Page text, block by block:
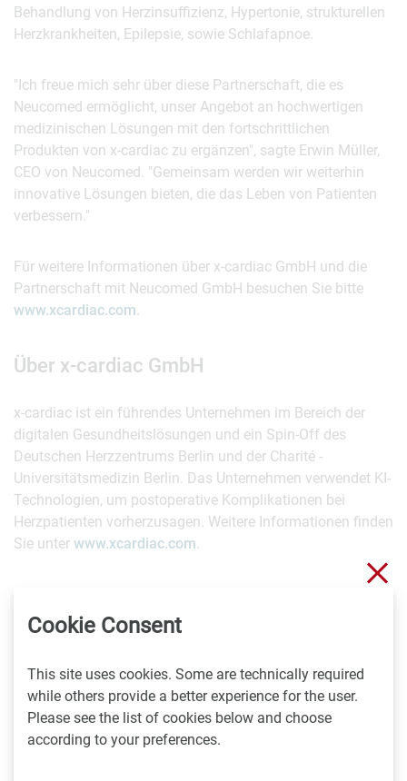
Behandlung von Herzinsuffizienz, Hypertonie, strukturellen
Herzkrankheiten, Epilepsie, sowie Schlafapnoe.
"Ich freue mich sehr über diese Partnerschaft, die es
Neucomed ermöglicht, unser Angebot an hochwertigen
medizinischen Lösungen mit den fortschrittlichen
Produkten von x-cardiac zu ergänzen", sagte Erwin Müller,
CEO von Neucomed. "Gemeinsam werden wir weiterhin
innovative Lösungen bieten, die das Leben von Patienten
verbessern."
Für weitere Informationen über x-cardiac GmbH und die
Partnerschaft mit Neucomed GmbH besuchen Sie bitte
www.xcardiac.com.
Über x-cardiac GmbH
x-cardiac ist ein führendes Unternehmen im Bereich der
digitalen Gesundheitslösungen und ein Spin-Off des
Deutschen Herzzentrums Berlin und der Charité -
Universitätsmedizin Berlin. Das Unternehmen verwendet KI-
Technologien, um postoperative Komplikationen bei
Herzpatienten vorherzusagen. Weitere Informationen finden
Sie unter www.xcardiac.com.
Behandlung von kardiologischen, herzchirurgischen
neurologischen und respiratorischen Erkrankungen. Mit
einem speziellen Fokus auf Herzinsuffizienz, strukturellen
Herzkrankheiten, sowie Epilepsie und Schlafapnoe setzt
Cookie Consent
This site uses cookies. Some are technically required
while others provide a better experience for the user.
Please see the list of cookies below and choose
according to your preferences.